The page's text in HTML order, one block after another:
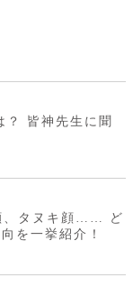
？ 皆神先生に聞
、タヌキ顔…… ど
を一挙紹介！